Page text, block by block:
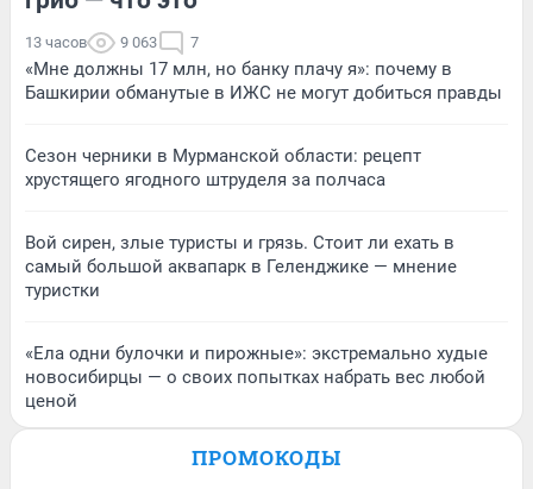
13 часов 9 063 7
«Мне должны 17 млн, но банку плачу я»: почему в
Башкирии обманутые в ИЖС не могут добиться правды
Сезон черники в Мурманской области: рецепт
хрустящего ягодного штруделя за полчаса
Вой сирен, злые туристы и грязь. Стоит ли ехать в
самый большой аквапарк в Геленджике — мнение
туристки
«Ела одни булочки и пирожные»: экстремально худые
новосибирцы — о своих попытках набрать вес любой
ценой
ПРОМОКОДЫ